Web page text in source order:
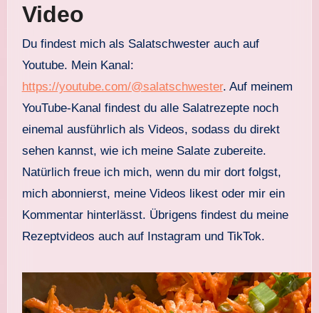
Video
Du findest mich als Salatschwester auch auf
Youtube. Mein Kanal:
https://youtube.com/@salatschwester. Auf meinem
YouTube-Kanal findest du alle Salatrezepte noch
einemal ausführlich als Videos, sodass du direkt
sehen kannst, wie ich meine Salate zubereite.
Natürlich freue ich mich, wenn du mir dort folgst,
mich abonnierst, meine Videos likest oder mir ein
Kommentar hinterlässt. Übrigens findest du meine
Rezeptvideos auch auf Instagram und TikTok.